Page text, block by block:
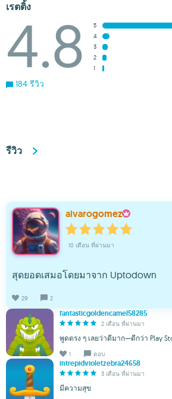
เรตติ้ง
4.8
5
4
3
2
1
184 รีวิว
รีวิว
alvarogomez
10 เดือน ที่ผ่านมา
สุดยอดเสมอโดยมาจาก Uptodown
29 2
fantasticgoldencamel58285
2 เดือน ที่ผ่านมา
พูดตรง ๆ เลยว่าดีมาก—ดีกว่า Play
1 ตอบ
intrepidvioletzebra24658
3 เดือน ที่ผ่านมา
มีความสุข